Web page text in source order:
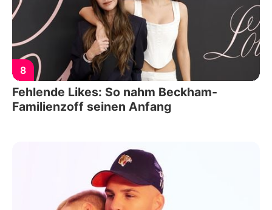
8
Fehlende Likes: So nahm Beckham-
Familienzoff seinen Anfang